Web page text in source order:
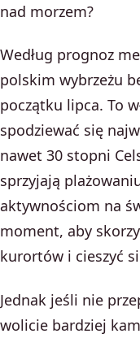
nad morzem?
Według prognoz
polskim wybrzeżu
początku lipca. To
spodziewać się
nawet 30 stopni
sprzyjają
aktywnościom na
moment, aby
kurortów i cieszyć
Jednak jeśli nie
wolicie bardziej